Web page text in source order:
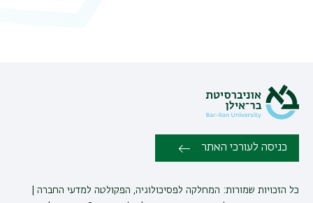
כניסה לעורכי האתר
כל הזכויות שמורות: המחלקה לפסיכולוגיה, הפקולטה למדעי החברה |